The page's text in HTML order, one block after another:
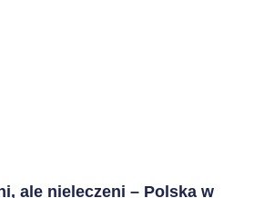
ale nieleczeni – Polska w